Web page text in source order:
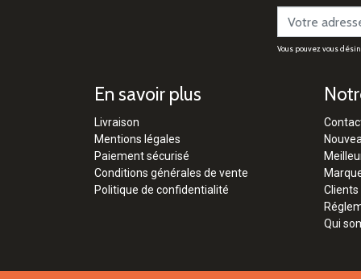
Vous pouvez vous
En savoir plus
Livraison
Mentions légales
Paiement sécurisé
Conditions générales de vente
Politique de confidentialité
Qui